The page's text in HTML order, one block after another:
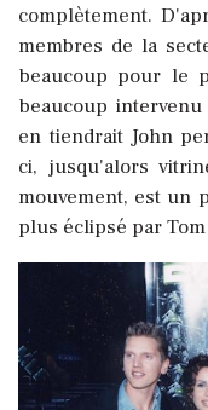
complètement.
membres de la
beaucoup pour le
beaucoup
en tiendrait John
ci, jusqu'alors
mouvement, est un
plus éclipsé par